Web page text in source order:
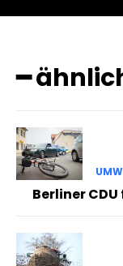
━
Berliner